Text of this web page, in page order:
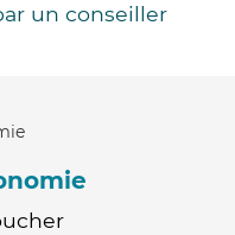
un conseiller